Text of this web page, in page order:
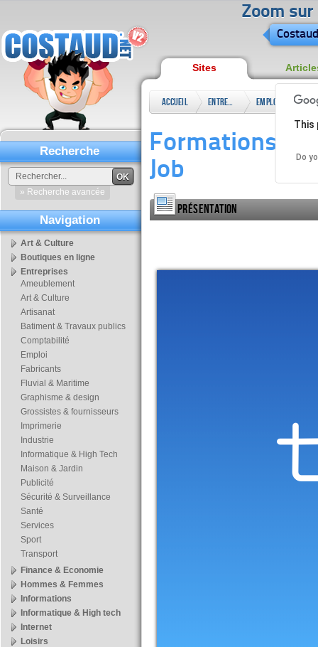
Zoom sur
Sites
Accueil Entreprises Emploi
paie
Formations
Job
Présentation
This
Do
Recherche
OK
» Recherche avancée
Navigation
Art & Culture
Boutiques en ligne
Entreprises
Ameublement
Art & Culture
Artisanat
Batiment & Travaux publics
Comptabilité
Emploi
Fabricants
Fluvial & Maritime
Graphisme & design
Grossistes & fournisseurs
Imprimerie
Industrie
Informatique & High Tech
Maison & Jardin
Publicité
Sécurité & Surveillance
Santé
Services
Sport
Transport
Finance & Economie
Hommes & Femmes
Informations
Informatique & High tech
Internet
Loisirs